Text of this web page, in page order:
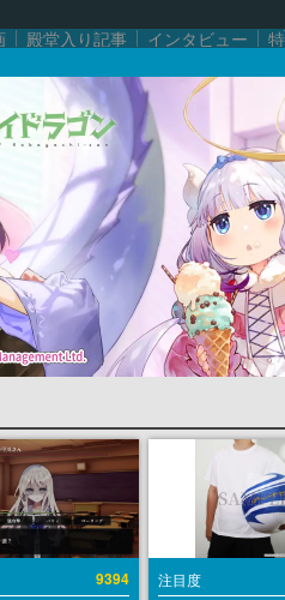
殿堂入り記事 インタビュー
9394 注目度